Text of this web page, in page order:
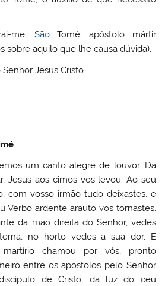
me, SãoTomé, apóstolo mártir
sobre aquilo que lhe causa dúvida).
Jesus Cristo.
um canto alegre de louvor. Da
Jesus aos cimos vos levou. Ao seu
com vosso irmão tudo deixastes, e
Verbo ardente arauto vos tornastes.
da mão direita do Senhor, vedes
no horto vedes a sua dor. E
chamou por vós, pronto
entre os apóstolos pelo Senhor
de Cristo, da luz do céu